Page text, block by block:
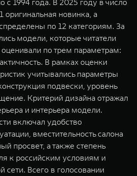
Эстетика
от 5 699
Масштаб
от 8 099
с 1994 года. В 2025 году в число
оригинальная новинка, а
по 12 категориям. За
модели, которые читатели
по трем параметрам:
В рамках оценки
учитывались параметры
подвески, уровень
Критерий дизайна отражал
и интерьера модели.
включал удобство
вместительность салона
просвет, а также степень
к российским условиям и
сети. Всего в голосовании